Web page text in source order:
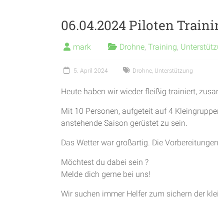
06.04.2024 Piloten
mark Drohne, Training,
5. April 2024 Drohne, Unterstützung
Heute haben wir wieder fleißig trainiert,
Mit 10 Personen, aufgeteit auf 4
anstehende Saison gerüstet zu sein.
Das Wetter war großartig. Die
Möchtest du dabei sein ?
Melde dich gerne bei uns!
Wir suchen immer Helfer zum sichern der